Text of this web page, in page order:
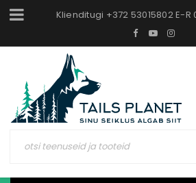
Klienditugi +372 53015802 E-R